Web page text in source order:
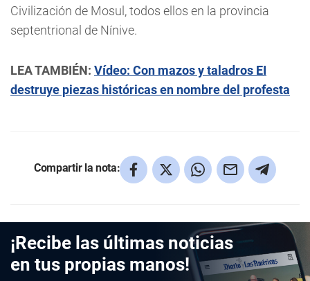
Civilización de Mosul, todos ellos en la provincia
septentrional de Nínive.
LEA TAMBIÉN: Vídeo: Con mazos y taladros EI
destruye piezas históricas en nombre del profesta
Compartir la nota:
¡Recibe las últimas noticias
en tus propias manos!